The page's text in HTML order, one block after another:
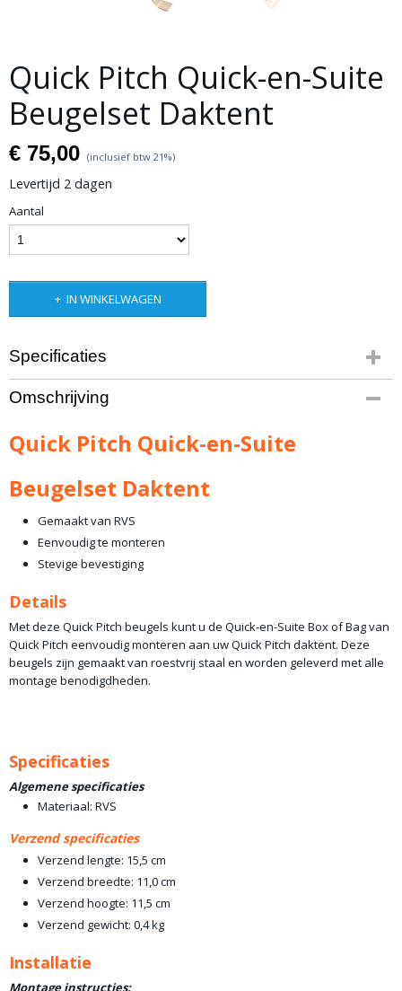
Quick Pitch Quick-en-Suite
Beugelset Daktent
€ 75,00 (inclusief btw 21%)
Levertijd 2 dagen
Aantal
IN WINKELWAGEN
Specificaties
Productcode leverancier
QP-BQS
0,40 Kg
1,00 Kg
Omschrijving
Quick Pitch Quick-en-Suite
Beugelset Daktent
Gemaakt van RVS
Eenvoudig te monteren
Stevige bevestiging
Details
Met deze Quick Pitch beugels kunt u de Quick-en-Suite Box of Bag van
Quick Pitch eenvoudig monteren aan uw Quick Pitch daktent. Deze
beugels zijn gemaakt van roestvrij staal en worden geleverd met alle
montage benodigdheden.
Specificaties
Algemene specificaties
Materiaal: RVS
Verzend specificaties
Verzend lengte: 15,5 cm
Verzend breedte: 11,0 cm
Verzend hoogte: 11,5 cm
Verzend gewicht: 0,4 kg
Installatie
Montage instructies: